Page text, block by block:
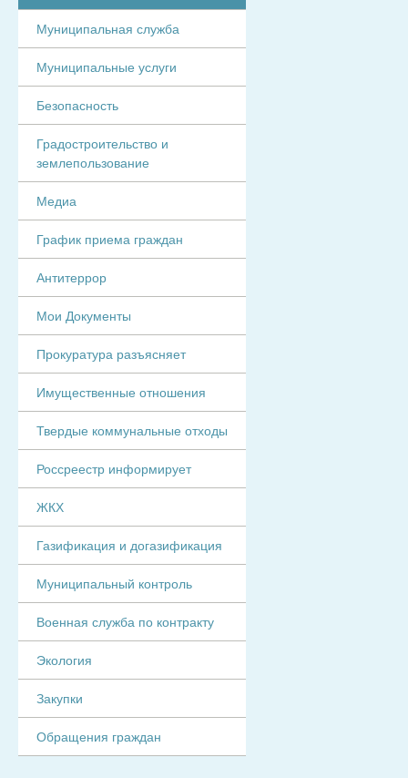
Муниципальная служба
Муниципальные услуги
Безопасность
Градостроительство и
землепользование
Медиа
График приема граждан
Антитеррор
Мои Документы
Прокуратура разъясняет
Имущественные отношения
Твердые коммунальные отходы
Россреестр информирует
ЖКХ
Газификация и догазификация
Муниципальный контроль
Военная служба по контракту
Экология
Закупки
Обращения граждан